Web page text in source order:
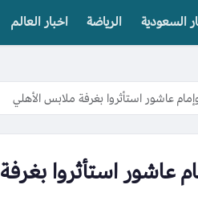
السعودية الرياضة اخبار العالم
عاشور استأثروا بغرفة ملابس الأهلي
عاشور استأثروا